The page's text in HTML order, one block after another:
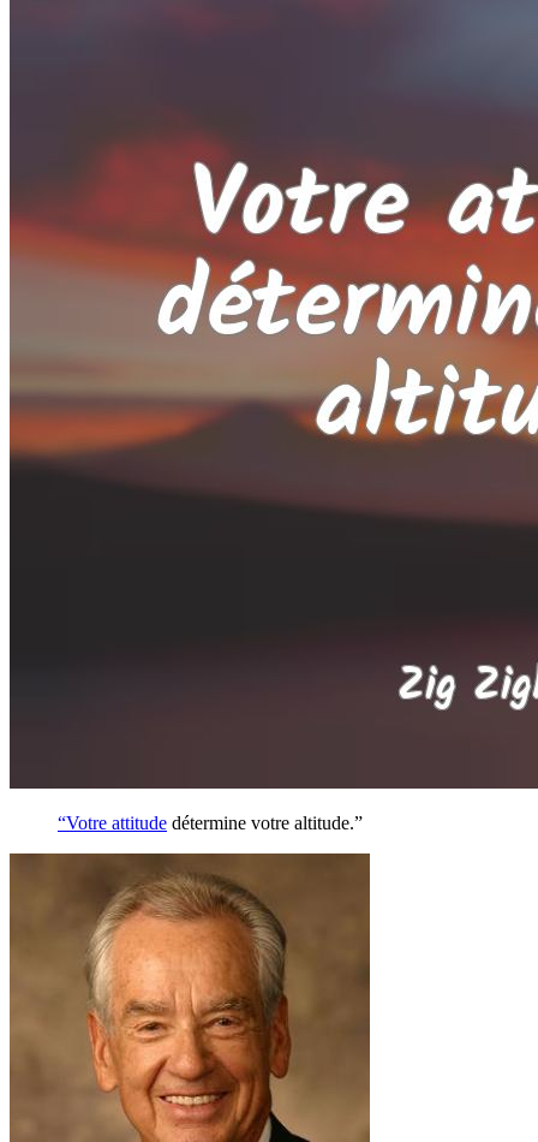
“Votre attitude détermine votre altitude.”